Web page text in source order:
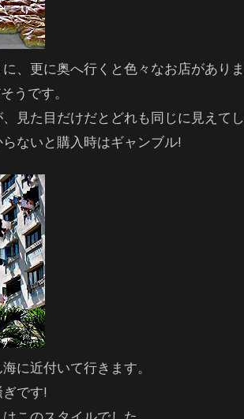
、更に奥へ行くと色々なお店がありま
うです。
見た目だけだとどれも同じに見えて
ないと購入時はギャンブル!
に近付いて行きます。
です!